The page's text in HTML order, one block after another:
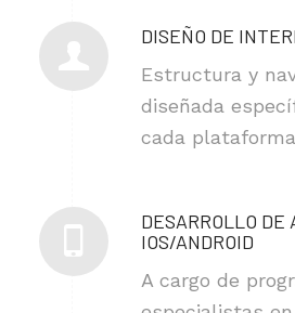
DISEÑO DE
Estructura y
diseñada
cada
DESARROLLO DE
IOS/ANDROID
A cargo de